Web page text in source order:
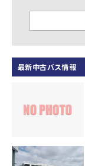
最新中古バス情報